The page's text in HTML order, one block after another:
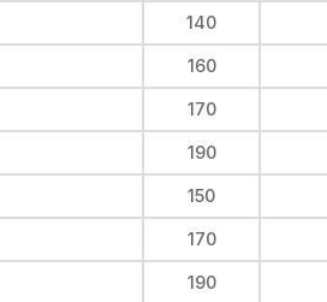
140
160
170
190
150
170
190